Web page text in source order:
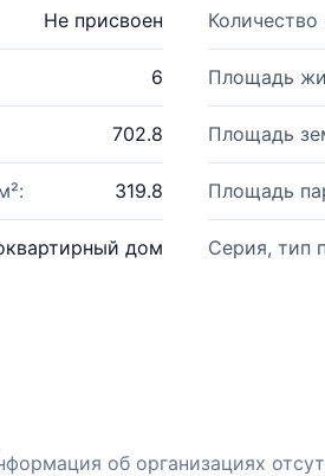
Не присвоен Количество
6 Площадь
702.8 Площадь
319.8 Площадь
дом Серия, тип
об организациях